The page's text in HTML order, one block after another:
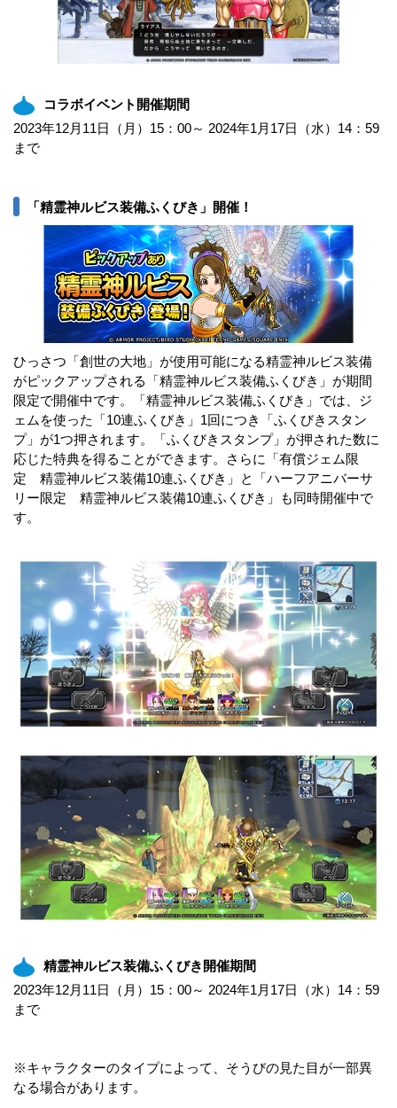
コラボイベント開催期間
2023年12月11日（月）15：00～ 2024年1月17日（水）14：59
まで
「精霊神ルビス装備ふくびき」開催！
ひっさつ「創世の大地」が使用可能になる精霊神ルビス装備
がピックアップされる「精霊神ルビス装備ふくびき」が期間
限定で開催中です。「精霊神ルビス装備ふくびき」では、ジ
ェムを使った「10連ふくびき」1回につき「ふくびきスタン
プ」が1つ押されます。「ふくびきスタンプ」が押された数に
応じた特典を得ることができます。さらに「有償ジェム限
定 精霊神ルビス装備10連ふくびき」と「ハーフアニバーサ
リー限定 精霊神ルビス装備10連ふくびき」も同時開催中で
す。
精霊神ルビス装備ふくびき開催期間
2023年12月11日（月）15：00～ 2024年1月17日（水）14：59
まで
※キャラクターのタイプによって、そうびの見た目が一部異
なる場合があります。